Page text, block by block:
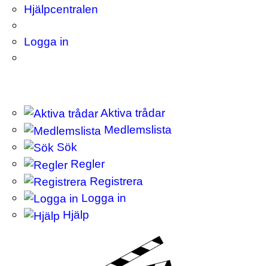
Hjälpcentralen
Logga in
Aktiva trådar
Medlemslista
Sök
Regler
Registrera
Logga in
Hjälp